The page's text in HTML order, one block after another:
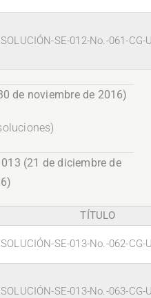
SE-012-No.-061-CG-
de noviembre de 2016)
(21 de diciembre de
TÍTULO
SE-013-No.-062-CG-
SE-013-No.-063-CG-